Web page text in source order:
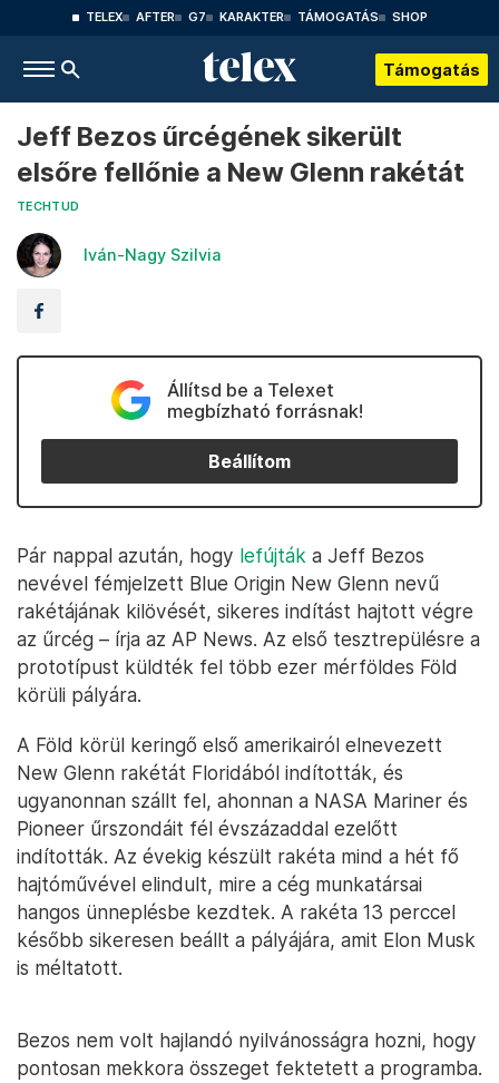
TELEX AFTER G7 KARAKTER TÁMOGATÁS SHOP
Támogatás
Jeff Bezos űrcégének sikerült
elsőre fellőnie a New Glenn rakétát
TECHTUD
Iván-Nagy Szilvia
Állítsd be a Telexet
megbízható forrásnak!
Beállítom
Pár nappal azután, hogy lefújták a Jeff Bezos
nevével fémjelzett Blue Origin New Glenn nevű
rakétájának kilövését, sikeres indítást hajtott végre
az űrcég – írja az AP News. Az első tesztrepülésre a
prototípust küldték fel több ezer mérföldes Föld
körüli pályára.
A Föld körül keringő első amerikairól elnevezett
New Glenn rakétát Floridából indították, és
ugyanonnan szállt fel, ahonnan a NASA Mariner és
Pioneer űrszondáit fél évszázaddal ezelőtt
indították. Az évekig készült rakéta mind a hét fő
hajtóművével elindult, mire a cég munkatársai
hangos ünneplésbe kezdtek. A rakéta 13 perccel
később sikeresen beállt a pályájára, amit Elon Musk
is méltatott.
Bezos nem volt hajlandó nyilvánosságra hozni, hogy
pontosan mekkora összeget fektetett a programba.